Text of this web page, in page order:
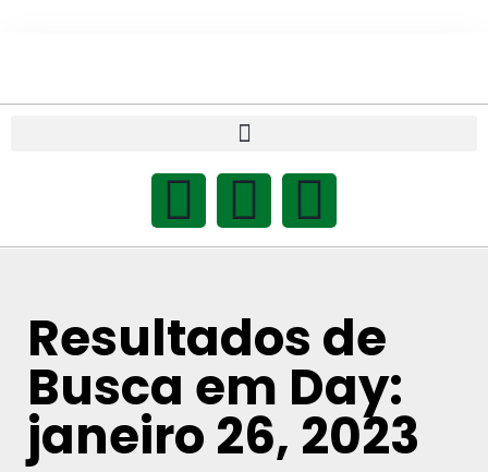
Resultados de
Busca em Day:
janeiro 26, 2023